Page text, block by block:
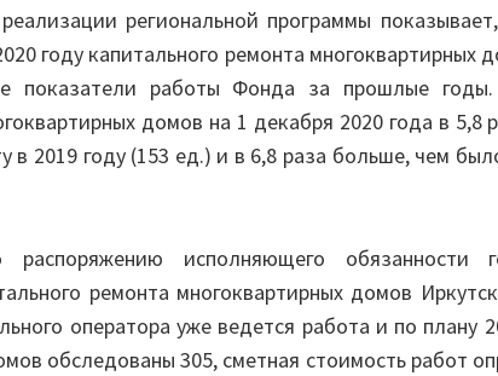
региональной программы
году капитального ремонта многоквартирных
показатели работы Фонда за прошлые
домов на 1 декабря 2020 года в 5,8
в 2019 году (153 ед.) и в 6,8 раза больше, чем
исполняющего обязанности
ремонта многоквартирных домов
оператора уже ведется работа и по плану
обследованы 305, сметная стоимость работ